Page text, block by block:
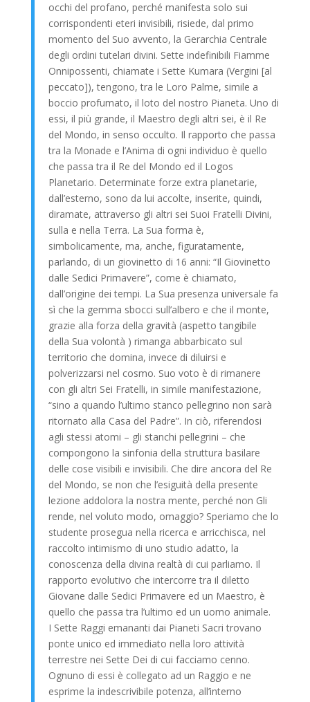
occhi del profano, perché manifesta solo sui
corrispondenti eteri invisibili, risiede, dal primo
momento del Suo avvento, la Gerarchia Centrale
degli ordini tutelari divini. Sette indefinibili Fiamme
Onnipossenti, chiamate i Sette Kumara (Vergini [al
peccato]), tengono, tra le Loro Palme, simile a
boccio profumato, il loto del nostro Pianeta. Uno di
essi, il più grande, il Maestro degli altri sei, è il Re
del Mondo, in senso occulto. Il rapporto che passa
tra la Monade e l’Anima di ogni individuo è quello
che passa tra il Re del Mondo ed il Logos
Planetario. Determinate forze extra planetarie,
dall’esterno, sono da lui accolte, inserite, quindi,
diramate, attraverso gli altri sei Suoi Fratelli Divini,
sulla e nella Terra. La Sua forma è,
simbolicamente, ma, anche, figuratamente,
parlando, di un giovinetto di 16 anni: “Il Giovinetto
dalle Sedici Primavere”, come è chiamato,
dall’origine dei tempi. La Sua presenza universale fa
sì che la gemma sbocci sull’albero e che il monte,
grazie alla forza della gravità (aspetto tangibile
della Sua volontà ) rimanga abbarbicato sul
territorio che domina, invece di diluirsi e
polverizzarsi nel cosmo. Suo voto è di rimanere
con gli altri Sei Fratelli, in simile manifestazione,
“sino a quando l’ultimo stanco pellegrino non sarà
ritornato alla Casa del Padre”. In ciò, riferendosi
agli stessi atomi – gli stanchi pellegrini – che
compongono la sinfonia della struttura basilare
delle cose visibili e invisibili. Che dire ancora del Re
del Mondo, se non che l’esiguità della presente
lezione addolora la nostra mente, perché non Gli
rende, nel voluto modo, omaggio? Speriamo che lo
studente prosegua nella ricerca e arricchisca, nel
raccolto intimismo di uno studio adatto, la
conoscenza della divina realtà di cui parliamo. Il
rapporto evolutivo che intercorre tra il diletto
Giovane dalle Sedici Primavere ed un Maestro, è
quello che passa tra l’ultimo ed un uomo animale.
I Sette Raggi emananti dai Pianeti Sacri trovano
ponte unico ed immediato nella loro attività
terrestre nei Sette Dei di cui facciamo cenno.
Ognuno di essi è collegato ad un Raggio e ne
esprime la indescrivibile potenza, all’interno